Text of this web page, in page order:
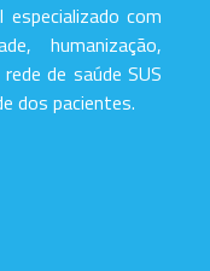
com
humanização,
de saúde SUS
dos pacientes.